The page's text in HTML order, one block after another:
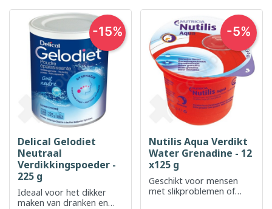
Delical Gelodiet
Neutraal
Verdikkingspoeder -
225 g
Ideaal voor het dikker
maken van dranken en
-15%
Nutilis Aqua Verdikt
Water Grenadine - 12
x125 g
Geschikt voor mensen
met slikproblemen of
-5%